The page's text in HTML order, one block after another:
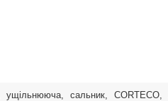
ущільнююча, сальник, CORTECO,